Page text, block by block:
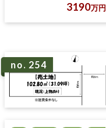
3190万円
no. 254